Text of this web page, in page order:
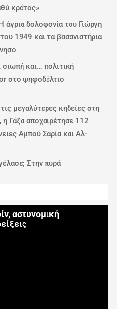
κράτος»
άγρια δολοφονία του Γιώργη
1949 και τα βασανιστήρια
σιωπή και… πολιτική
στο ψηφοδέλτιο
μεγαλύτερες κηδείες στη
Γάζα αποχαιρέτησε 112
Αμπού Σαρία και Αλ-
Στην πυρά
αστυνομική